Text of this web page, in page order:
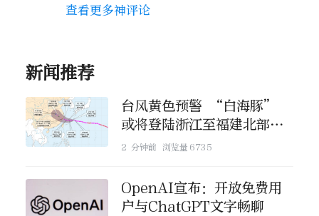
查看更多神评论
新闻推荐
台风黄色预警 “白海豚”
或将登陆浙江至福建北部沿
海地区
2 分钟前 浏览量 6735
OpenAI宣布：开放免费用
户与ChatGPT文字畅聊